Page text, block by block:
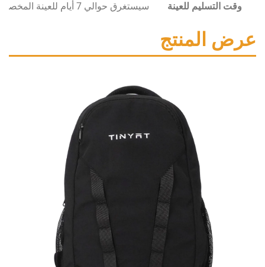
للعينة
سيستغرق حوالي 7 أيام للعينة المخصصة.